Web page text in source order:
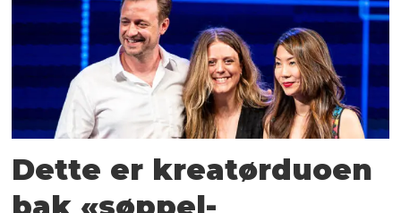
Dette er kreatørduoen